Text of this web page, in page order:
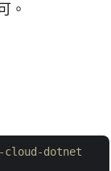
。
cloud-dotnet